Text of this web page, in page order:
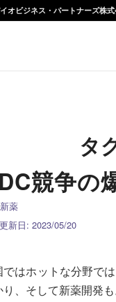
オビジネス・パートナーズ株
タ
競争の
薬
新日: 2023/05/20
ではホットな分野で
り、そして新薬開発も